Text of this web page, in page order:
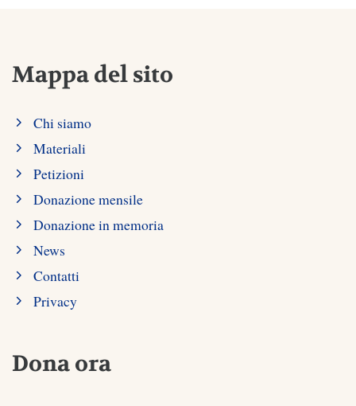
Mappa del sito
Chi siamo
Materiali
Petizioni
Donazione mensile
Donazione in memoria
News
Contatti
Privacy
Dona ora